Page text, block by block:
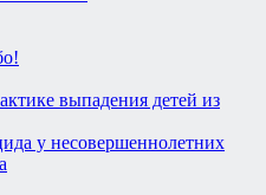
выпадения детей из
у несовершеннолетних